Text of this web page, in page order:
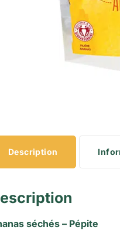
Description
séchés – Pépite